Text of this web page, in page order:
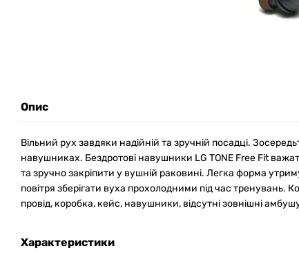
Опис
Вільний рух завдяки надійній та зручній посадці.
навушниках. Бездротові навушники LG TONE Free Fit
та зручно закріпити у вушній раковині. Легка форма
повітря зберігати вуха прохолодними під час тренувань.
провід, коробка, кейс, навушники, відсутні зовнішні
Характеристики